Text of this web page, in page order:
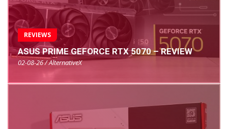
REVIEWS
ASUS PRIME GEFORCE RTX 5070 – REVIEW
02-08-26 / AlternativeX